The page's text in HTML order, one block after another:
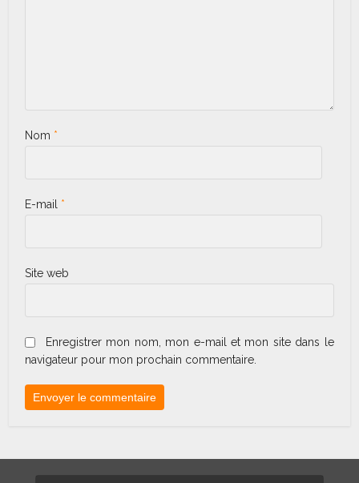
Nom *
E-mail *
Site web
Enregistrer mon nom, mon e-mail et mon site dans le
navigateur pour mon prochain commentaire.